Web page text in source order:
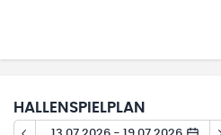
HALLENSPIELPLAN